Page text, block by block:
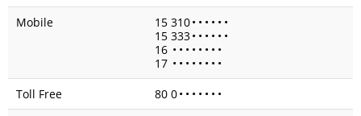
Mobile
15 310• • • • • •
15 333• • • • • •
16 • • • • • • • •
17 • • • • • • • •
Toll Free
80 0• • • • • • •